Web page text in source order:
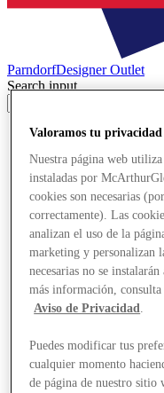
ParndorfDesigner Outlet
Search input
Valoramos tu privacidad
Nuestra página web
instaladas por
cookies son necesarias
correctamente). Las
analizan el uso de la
marketing y personalizan
necesarias no se
más información, consulta
Aviso de Privacidad
Puedes modificar tus
cualquier momento
de página de nuestro sitio